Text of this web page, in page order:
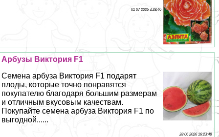
01 07 2026 3:28:46
Арбузы Виктория F1
Семена арбуза Виктория F1 подарят
плоды, которые точно понравятся
покупателю благодаря большим размерам
и отличным вкусовым качествам.
Покупайте семена арбуза Виктория F1 по
выгодной......
28 06 2026 16:23:48